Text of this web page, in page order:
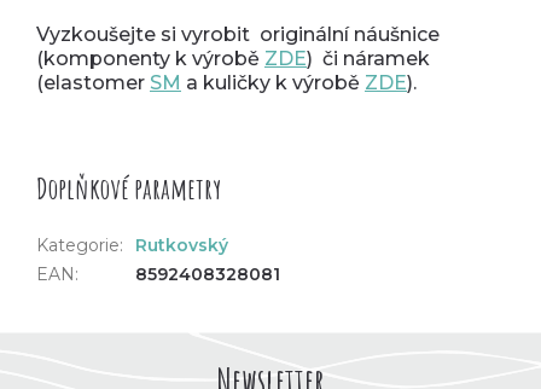
Vyzkoušejte si vyrobit originální náušnice
(komponenty k výrobě ZDE) či náramek
(elastomer SM a kuličky k výrobě ZDE).
Doplňkové parametry
Kategorie:
Rutkovský
EAN: 8592408328081